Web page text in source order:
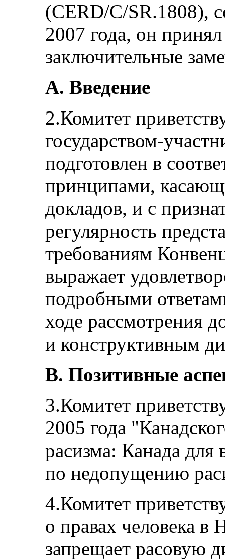
(CERD/C/SR.1808),
2007 года, он
заключительные
А. Введение
2.Комитет
государством-
подготовлен в
принципами,
докладов, и с
регулярность
требованиям
выражает
подробными
ходе рассмотрения
и конструктивным
В. Позитивные
3.Комитет
2005 года
расизма: Канада для
по недопущению
4.Комитет
о правах человека в
запрещает расовую